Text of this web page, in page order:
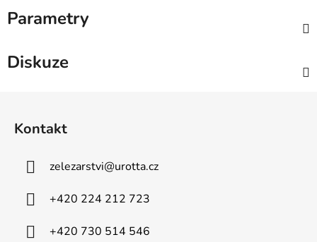
Parametry
Diskuze
Kontakt
zelezarstvi@urotta.cz
+420 224 212 723
+420 730 514 546